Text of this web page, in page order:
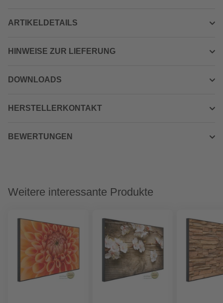
ARTIKELDETAILS
HINWEISE ZUR LIEFERUNG
DOWNLOADS
HERSTELLERKONTAKT
BEWERTUNGEN
Weitere interessante Produkte